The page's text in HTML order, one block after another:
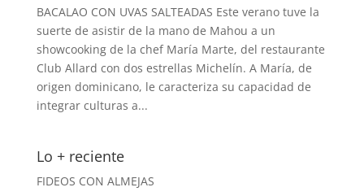
BACALAO CON UVAS SALTEADAS Este verano tuve la
suerte de asistir de la mano de Mahou a un
showcooking de la chef María Marte, del restaurante
Club Allard con dos estrellas Michelín. A María, de
origen dominicano, le caracteriza su capacidad de
integrar culturas a...
Lo + reciente
FIDEOS CON ALMEJAS